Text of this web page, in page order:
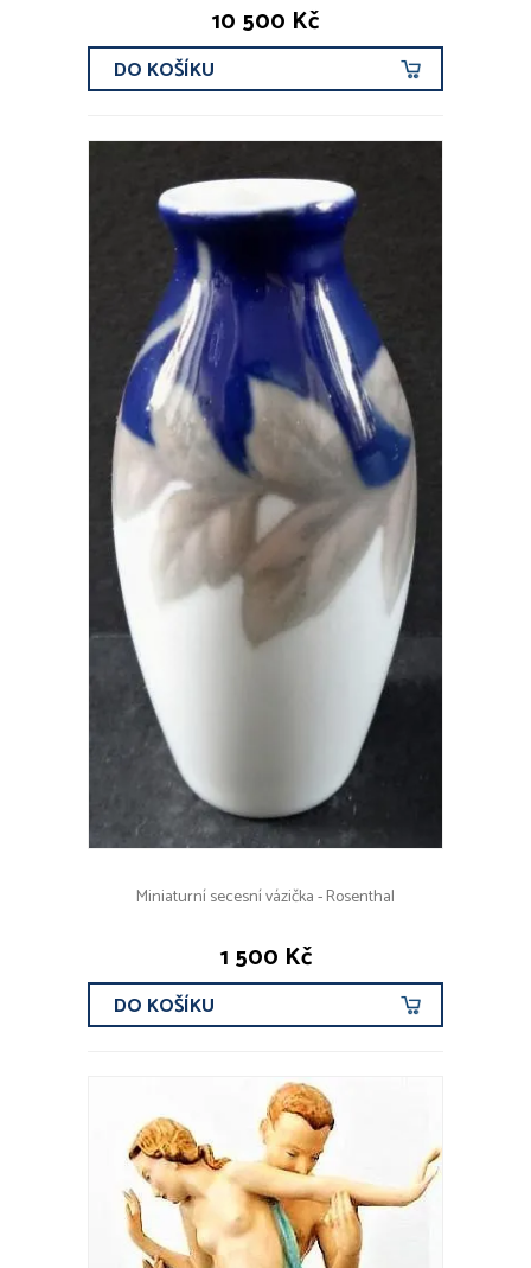
10 500 Kč
DO KOŠÍKU
Miniaturní secesní vázička - Rosenthal
1 500 Kč
DO KOŠÍKU